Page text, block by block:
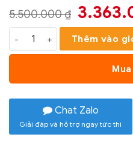
5.500.000₫ Giá
gốc
là:
Đèn chùm pha lê cao cấp
Thêm vào
Chat Zalo
Giải đáp và hỗ trợ ngay tức thì